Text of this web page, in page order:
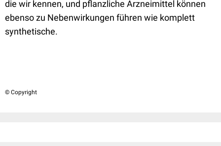
die wir kennen, und pflanzliche Arzneimittel können
ebenso zu Nebenwirkungen führen wie komplett
synthetische.
© Copyright